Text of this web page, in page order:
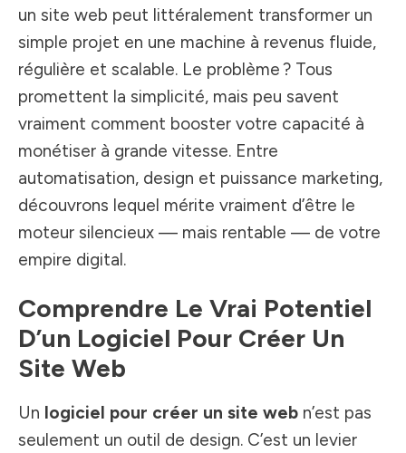
un site web peut littéralement transformer un
simple projet en une machine à revenus fluide,
régulière et scalable. Le problème ? Tous
promettent la simplicité, mais peu savent
vraiment comment booster votre capacité à
monétiser à grande vitesse. Entre
automatisation, design et puissance marketing,
découvrons lequel mérite vraiment d’être le
moteur silencieux — mais rentable — de votre
empire digital.
Comprendre Le Vrai Potentiel
D’un Logiciel Pour Créer Un
Site Web
Un logiciel pour créer un site web n’est pas
seulement un outil de design. C’est un levier